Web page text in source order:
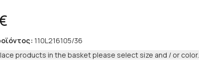
110L216105/36
products in the basket please select size and / or color.